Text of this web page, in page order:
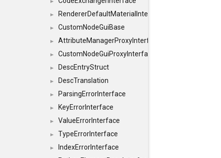
► RendererDefaultMaterialInterface
► CustomNodeGuiBase
► AttributeManagerProxyInterface
► CustomNodeGuiProxyInterface
► DescEntryStruct
► DescTranslation
► ParsingErrorInterface
► KeyErrorInterface
► ValueErrorInterface
► TypeErrorInterface
► IndexErrorInterface